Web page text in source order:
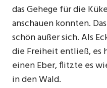
das Gehege für die
anschauen konnten.
schön außer sich. Als
die Freiheit entließ, es
einen Eber, flitzte es
in den Wald.